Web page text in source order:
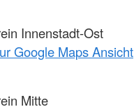
Innenstadt-Ost
Google Maps Ansicht
Mitte